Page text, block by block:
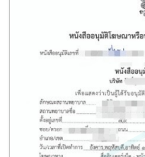
ฆท. หรือใบอนุญาต
ฆท. หรือใบอนุญาตโฆษณายาทาง
จำเป็นต้องมี